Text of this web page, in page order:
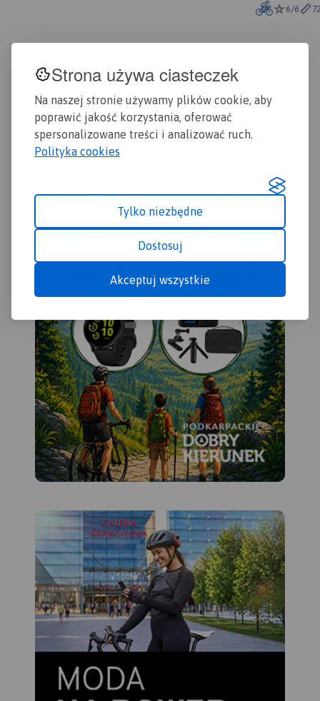
Strona używa ciasteczek
Na naszej stronie używamy plików cookie, aby
poprawić jakość korzystania, oferować
spersonalizowane treści i analizować ruch.
Polityka cookies
Tylko niezbędne
Dostosuj
Akceptuj wszystkie
6/6